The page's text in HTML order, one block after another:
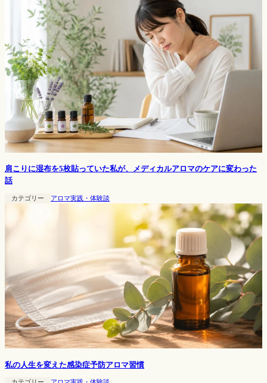
肩こりに湿布を5枚貼っていた私が、メディカルアロマのケアに変わった
話
カテゴリー アロマ実践・体験談
私の人生を変えた感染症予防アロマ習慣